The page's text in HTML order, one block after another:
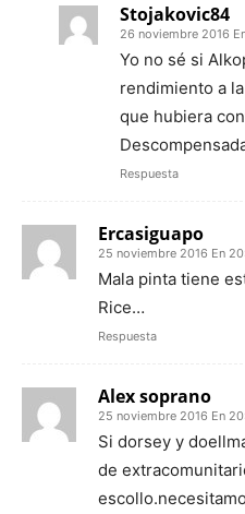
Stojakovic84
26 noviembre 2016
Yo no sé si
rendimiento a
que hubiera
Respuesta
Ercasiguapo
25 noviembre 2016 En
Mala pinta tiene
Rice…
Respuesta
Alex soprano
25 noviembre 2016 En
Si dorsey y
de